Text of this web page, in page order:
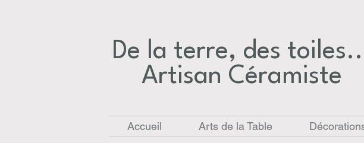
De la terre, des
Artisan Céramiste
Accueil Arts de la Table